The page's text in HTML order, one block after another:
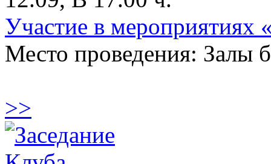
Участие в мероприятиях
Место проведения: Залы
>>